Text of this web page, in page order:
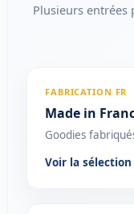
Plusieurs
FABRICATION FR
Made in
Goodies
Voir la